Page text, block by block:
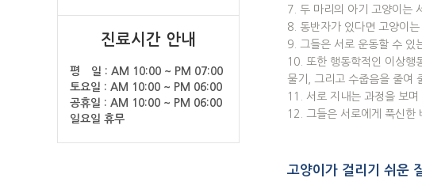
진료시간 안내
평 일 : AM 10:00 ~ PM 07:00
토요일 : AM 10:00 ~ PM 06:00
공휴일 : AM 10:00 ~ PM 06:00
일요일 휴무
7. 두 마리의 아기 고양이는
8. 동반자가 있다면 고양이
9. 그들은 서로 운동할 수 있
10. 또한 행동학적인 이상행
물기, 그리고 수줍음을 줄여
11. 서로 지내는 과정을 보
12. 그들은 서로에게 푹신한
고양이가 걸리기 쉬운